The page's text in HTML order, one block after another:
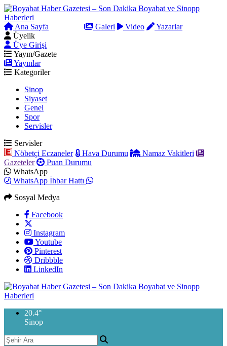
Ana Sayfa Galeri Video
Yazarlar
Üyelik
Üye Girişi
Yayın/Gazete
Yayınlar
Kategoriler
Sinop
Siyaset
Genel
Spor
Servisler
Servisler
Nöbetçi Eczaneler
Hava Durumu
Namaz Vakitleri
Gazeteler
Puan Durumu
WhatsApp
WhatsApp İhbar Hattı
Sosyal Medya
Facebook
Instagram
Youtube
Pinterest
Dribbble
LinkedIn
20.4°
Sinop